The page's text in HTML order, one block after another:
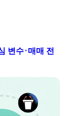
변수·매매 전